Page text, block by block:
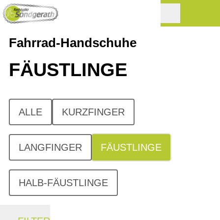
Fahrrad-Handschuhe
FÄUSTLINGE
ALLE KURZFINGER
LANGFINGER FÄUSTLINGE
HALB-FÄUSTLINGE